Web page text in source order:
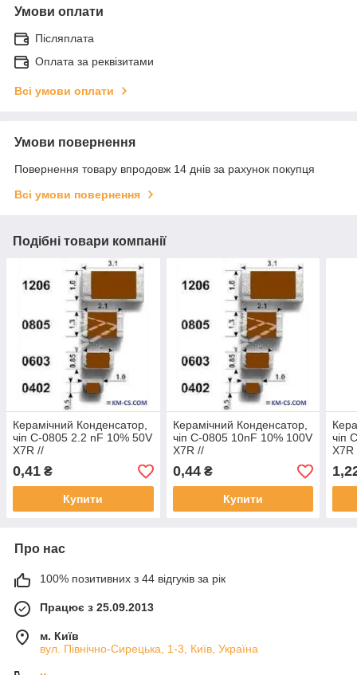
Умови оплати
Післяплата
Оплата за реквізитами
Всі умови оплати
Умови повернення
Повернення товару впродовж 14 днів за рахунок покупця
Всі умови повернення
Подібні товари компанії
Керамічний Конденсатор,
чіп C-0805 2.2 nF 10% 50V
X7R //
CL21B222KBANNNC
(Samsung)
0,41 ₴
Купити
Керамічний Конденсатор,
чіп C-0805 10nF 10% 100V
X7R //
CL21B103KCANNND
(Samsung)
0,44₴
Купити
чіп
X7R
Про нас
100% позитивних з 44 відгуків за рік
Працює з 25.09.2013
м. Київ
вул. Північно-Сирецька, 1-3, Київ, Україна